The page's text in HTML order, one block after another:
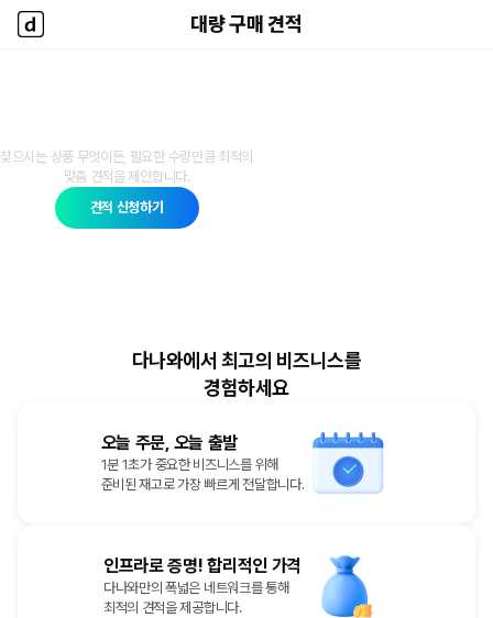
대량 구매 견적
다나와 홈
대량 구매 견적
찾으시는 상품 무엇이든, 필요한 수량만큼 최적의
맞춤 견적을 제안합니다.
견적 신청하기
다나와에서 최고의 비즈니스를
경험하세요
오늘 주문, 오늘 출발
1분 1초가 중요한 비즈니스를 위해
준비된 재고로 가장 빠르게 전달합니다.
인프라로 증명! 합리적인 가격
다나와만의 폭넓은 네트워크를 통해
최적의 견적을 제공합니다.